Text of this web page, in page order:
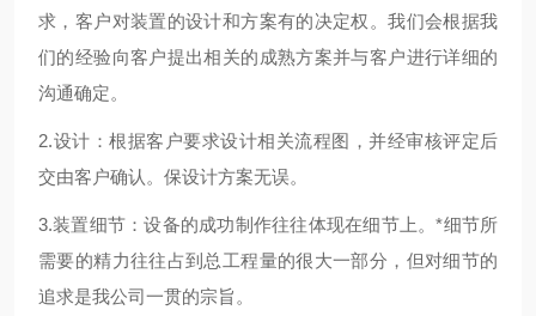
求，客户对装置的设计和方案有的决定权。我们会根据我
们的经验向客户提出相关的成熟方案并与客户进行详细的
沟通确定。
2.设计：根据客户要求设计相关流程图，并经审核评定后
交由客户确认。保设计方案无误。
3.装置细节：设备的成功制作往往体现在细节上。*细节所
需要的精力往往占到总工程量的很大一部分，但对细节的
追求是我公司一贯的宗旨。